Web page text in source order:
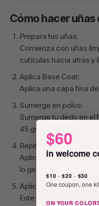
Cómo hacer uñas
Prepara tus uñas:
Comienza con uñas
cutículas hacia atrás y
Aplica Base Coat:
Aplica una capa fina
Sumerge en polvo:
Sumerge tu dedo en el
45 grados. Sacude el
Repite las capas:
Aplica otra capa de
lo general, 2–3 capas
Aplica Activator:
Este líquido endurece
$60
in welcome
$10 · $20 · $30
One coupon, one
ON YOUR